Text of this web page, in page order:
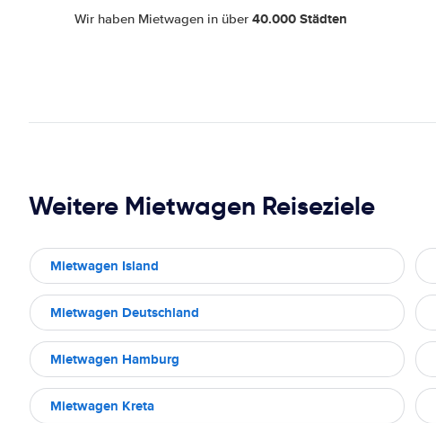
Wir haben Mietwagen in über40.000 Städten
Weitere Mietwagen Reiseziele
Mietwagen Island
Mietwagen Deutschland
Mietwagen Hamburg
Mietwagen Kreta